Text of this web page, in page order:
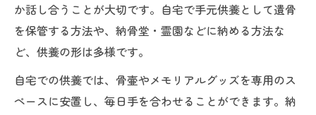
か話し合うことが大切です。自宅で手元供養として遺骨
を保管する方法や、納骨堂・霊園などに納める方法な
ど、供養の形は多様です。
自宅での供養では、骨壷やメモリアルグッズを専用のス
ペースに安置し、毎日手を合わせることができます。納